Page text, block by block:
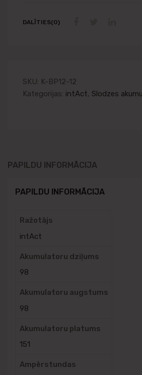
DALĪTIES(0)
SKU: K-BP12-12
Kategorijas: intAct, Slodzes
PAPILDU INFORMĀCIJA
PAPILDU INFORMĀCIJA
Ražotājs
intAct
Akumulatoru dziļums
98
Akumulatoru augstums
98
Akumulatoru platums
151
Ampērstundas